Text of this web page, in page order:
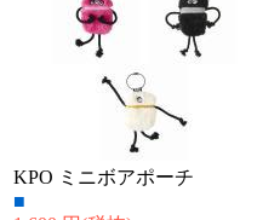
KPO ミニボアポーチ
■